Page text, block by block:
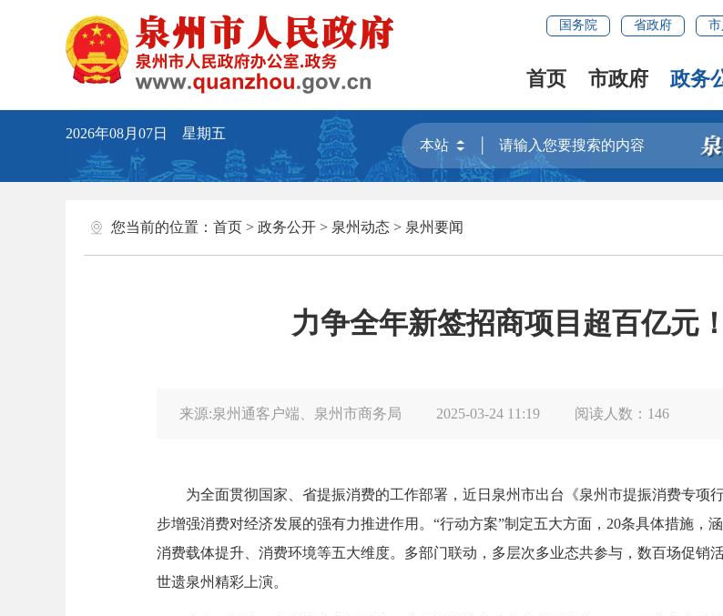
国务院 省政府
首页 市政府 政务
2026年08月07日 星期五
您当前的位置： 首页 > 政务公开 > 泉州动态 > 泉州要闻
力争全年新签招商项目超百亿元
来源:泉州通客户端、泉州市商务局 2025-03-24 11:19 阅读人数： 146
为全面贯彻国家、省提振消费的工作部署，近日泉州市出台《泉州市提振消费专项行
步增强消费对经济发展的强有力推进作用。“行动方案”制定五大方面，20条具体措施，
消费载体提升、消费环境等五大维度。多部门联动，多层次多业态共参与，数百场促
世遗泉州精彩上演。